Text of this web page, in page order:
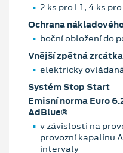
2 ks pro L1, 4 ks pro
Ochrana
boční obložení do
Vnější zpětná zrcátka
elektricky
Systém Stop Start
Emisní norma Euro
AdBlue®
v závislosti na
provozní kapalinu
intervaly